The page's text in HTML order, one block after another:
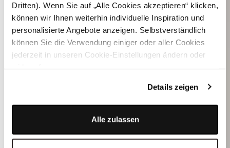
Dritten). Wenn Sie auf „Alle Cookies akzeptieren“ klicken,
können wir Ihnen weiterhin individuelle Inspiration und
personalisierte Angebote anzeigen. Selbstverständlich
können Sie die Verwendung einiger oder aller Cookies
jederzeit in unseren Cookie-Einstellungen ändern oder
Details zeigen
Alle zulassen